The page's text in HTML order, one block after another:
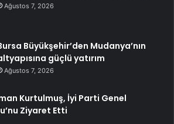
Ağustos 7, 2026
Büyükşehir’den Mudanya’nın
güçlü yatırım
Ağustos 7, 2026
Kurtulmuş, İyi Parti Genel
Ziyaret Etti